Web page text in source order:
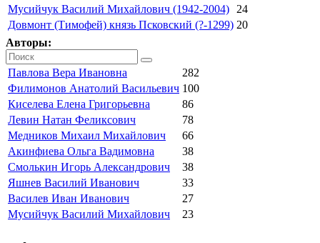
Мусийчук Василий Михайлович (1942-2004)
24
Довмонт (Тимофей) князь Псковский (?-1299) 20
Авторы:
Павлова Вера Ивановна
282
Филимонов Анатолий Васильевич 100
Киселева Елена Григорьевна
86
Левин Натан Феликсович
78
Медников Михаил Михайлович
66
Акинфиева Ольга Вадимовна
38
Смолькин Игорь Александрович
38
Яшнев Василий Иванович
33
Василев Иван Иванович
27
Мусийчук Василий Михайлович
23